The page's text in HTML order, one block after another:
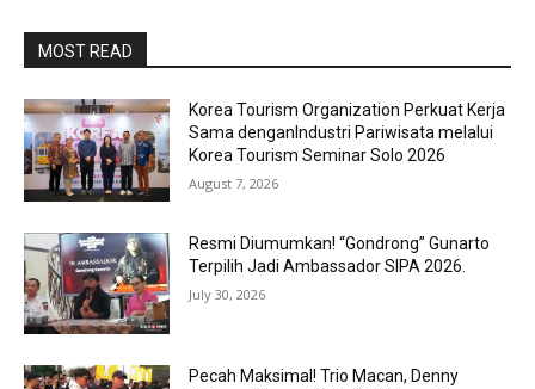
MOST READ
Korea Tourism Organization Perkuat Kerja
Sama denganIndustri Pariwisata melalui
Korea Tourism Seminar Solo 2026
August 7, 2026
Resmi Diumumkan! “Gondrong” Gunarto
Terpilih Jadi Ambassador SIPA 2026.
July 30, 2026
Pecah Maksimal! Trio Macan, Denny